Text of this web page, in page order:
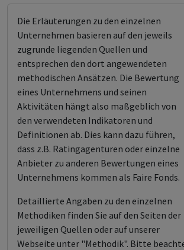
Die Erläuterungen zu den einzelnen
Unternehmen basieren auf den jeweils
zugrunde liegenden Quellen und
entsprechen den dort angewendeten
methodischen Ansätzen. Die Bewertung
eines Unternehmens und seinen
Aktivitäten hängt also maßgeblich von
den verwendeten Indikatoren und
Definitionen ab. Dies kann dazu führen,
dass z.B. Ratingagenturen oder einzelne
Anbieter zu anderen Bewertungen eines
Unternehmens kommen als Faire Fonds.
Detaillierte Angaben zu den einzelnen
Methodiken finden Sie auf den Seiten der
jeweiligen Quellen oder auf unserer
Webseite unter "Methodik". Bitte